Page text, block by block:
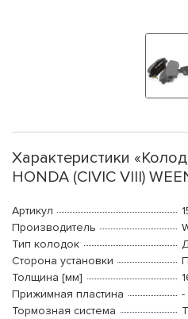
Характеристики
HONDA (CIVIC VIII)
Артикул
Производитель
Тип колодок
Сторона установки
Толщина [мм]
Прижимная пластина
-
Тормозная система